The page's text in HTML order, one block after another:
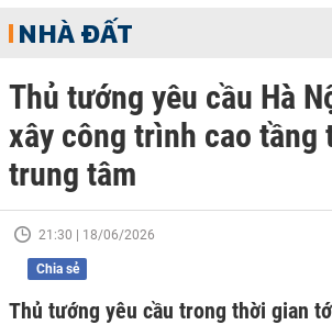
NHÀ ĐẤT
Thủ tướng yêu cầu Hà
xây công trình cao tầng
trung tâm
21:30 | 18/06/2026
Chia sẻ
Thủ tướng yêu cầu trong thời gian